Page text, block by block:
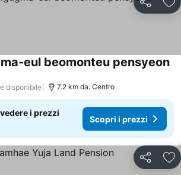
Condividi
eul beomonteu pensyeon
disponibile 7.2 km da: Centro
i prezzi
Scopri i prezzi
Condividi